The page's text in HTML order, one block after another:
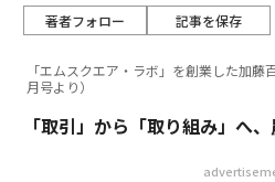
著者フォロー 記事を保存
「エムスクエア・ラボ」を創業した加
月号より）
「取引」から「取り組み」へ、